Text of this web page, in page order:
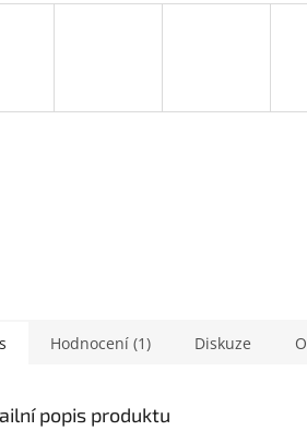
Hodnocení (1) Diskuze
popis produktu